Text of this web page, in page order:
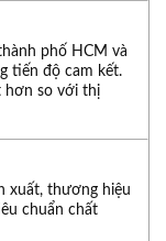
phố HCM và
tiến độ cam kết.
hơn so với thị
xuất, thương hiệu
chuẩn chất